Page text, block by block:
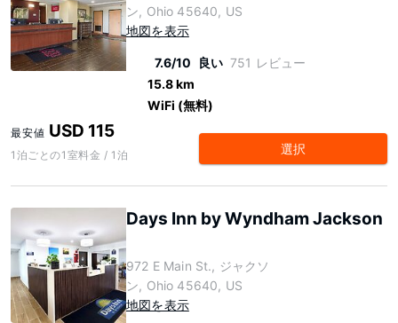
ン, Ohio 45640, US
地図を表示
7.6/10 良い 751 レビュー
15.8 km
WiFi (無料)
最安値 USD 115
1泊ごとの1室料金 / 1泊 選択
Days Inn by Wyndham Jackson
972 E Main St., ジャクソ
ン, Ohio 45640, US
地図を表示